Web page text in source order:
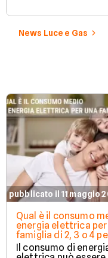
News Luce e Gas
pubblicato il 11 maggio
Qual è il consumo
energia elettrica per
famiglia di 2, 3 o 4
Il consumo di